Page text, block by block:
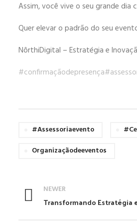
Assim, você vive o seu grande dia
Quer elevar o padrão do seu
NôrthiDigital – Estratégia e
#confirmaçãodepresença
#assessoriaevento
Organizaçãodeeventos
NEWER
Transformando Estratégia